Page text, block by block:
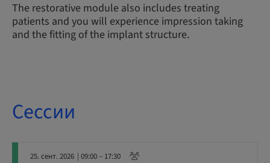
The restorative module also includes treating
patients and you will experience impression taking
and the fitting of the implant structure.
Сессии
25. сент. 2026 | 09:00 – 17:30